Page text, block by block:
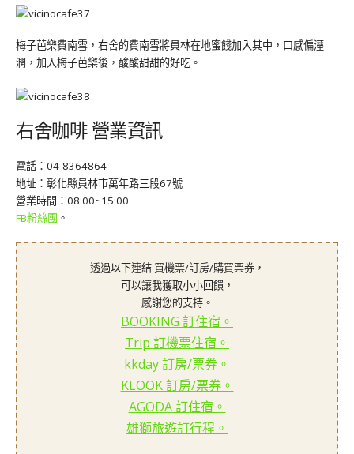
梅子芭樂費南雪，右舍的費南雪將員林在地蜜餞加入其中，口感偏溼
潤，加入梅子芭樂後，酸酸甜甜的好吃。
右舍咖啡 營業資訊
電話：04-8364864
地址：彰化縣員林市萬年路三段67號
營業時間：08:00~15:00
FB粉絲團 。
透過以下連結 買機票/訂房/購買票券，
可以讓我獲取小小回饋，
感謝您的支持。
BOOKING 訂住宿。
Trip 訂機票住宿。
kkday 訂房/票券。
KLOOK 訂房/票券。
AGODA 訂住宿。
雄獅旅遊訂行程。